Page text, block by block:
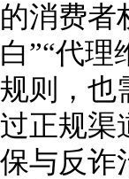
的消费者
白”“代理
规则，也
过正规渠
保与反诈